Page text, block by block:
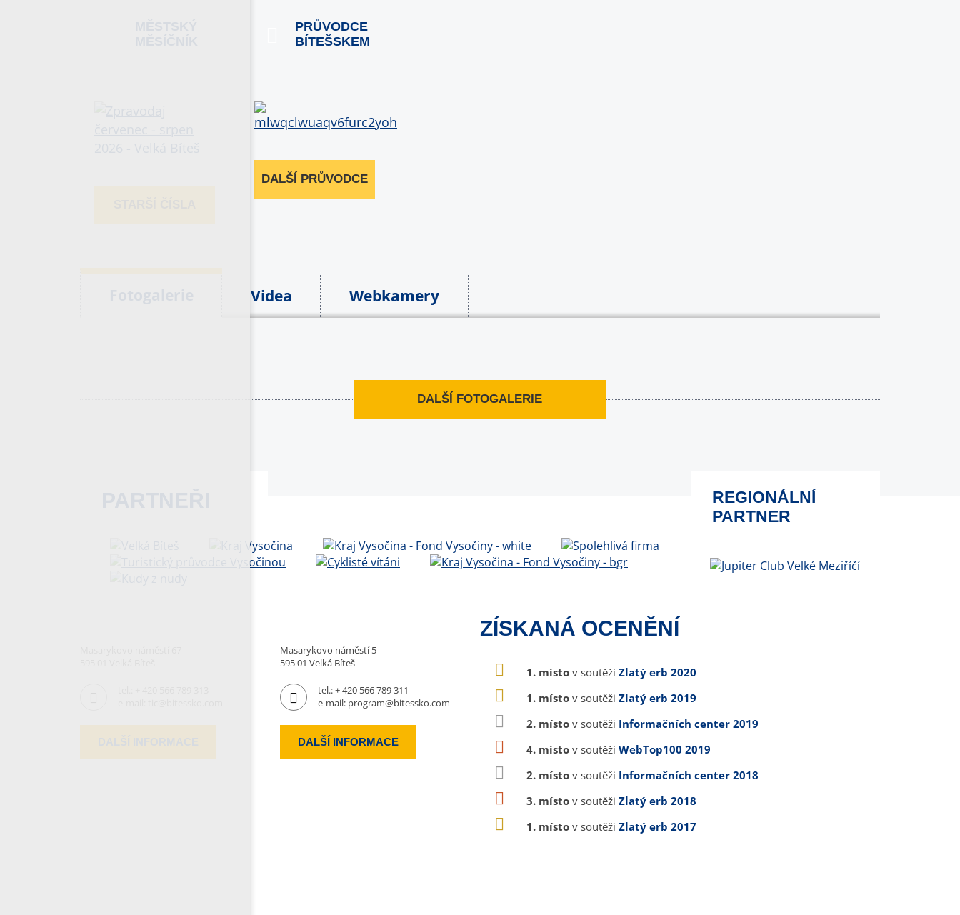
PRŮVODCE
BÍTEŠSKEM
DALŠÍ PRŮVODCE
Videa Webkamery
DALŠÍ FOTOGALERIE
REGIONÁLNÍ
PARTNER
Masarykovo náměstí 5
595 01 Velká Bíteš
tel.:+ 420 566 789 311
e-mail: program@bitessko.com
DALŠÍ INFORMACE
ZÍSKANÁ OCENĚNÍ
1. místo v soutěži Zlatý erb 2020
1. místo v soutěži Zlatý erb 2019
2. místo v soutěži Informačních center 2019
4. místo v soutěži WebTop100 2019
2. místo v soutěži Informačních center 2018
3. místo v soutěži Zlatý erb 2018
1. místo v soutěži Zlatý erb 2017